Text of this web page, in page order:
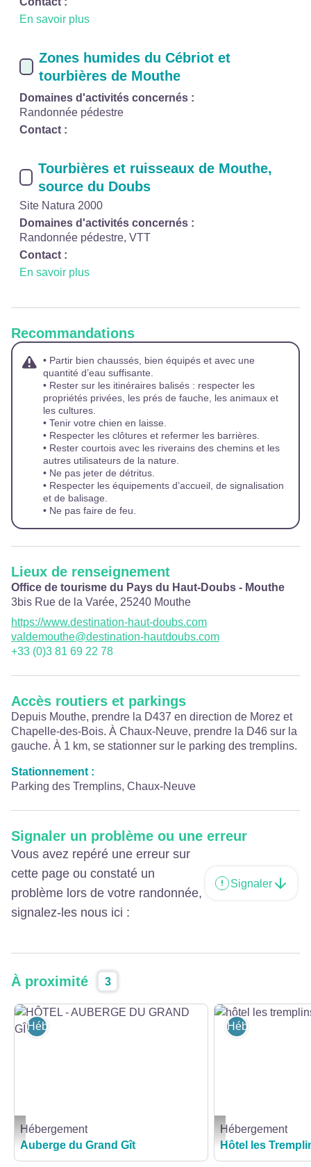
En savoir plus
Zones humides du Cébriot et
tourbières de Mouthe
Domaines d'activités concernés :
Randonnée pédestre
Contact :
Tourbières et ruisseaux de Mouthe,
source du Doubs
Site Natura 2000
Domaines d'activités concernés :
Randonnée pédestre, VTT
Contact :
En savoir plus
Recommandations
• Partir bien chaussés, bien équipés et avec une
quantité d’eau suffisante.
• Rester sur les itinéraires balisés : respecter les
propriétés privées, les prés de fauche, les animaux et
les cultures.
• Tenir votre chien en laisse.
• Respecter les clôtures et refermer les barrières.
• Rester courtois avec les riverains des chemins et les
autres utilisateurs de la nature.
• Ne pas jeter de détritus.
• Respecter les équipements d’accueil, de signalisation
et de balisage.
• Ne pas faire de feu.
Lieux de renseignement
Office de tourisme du Pays du Haut-Doubs - Mouthe
3bis Rue de la Varée, 25240 Mouthe
https://www.destination-haut-doubs.com
valdemouthe@destination-hautdoubs.com
+33 (0)3 81 69 22 78
Accès routiers et parkings
Depuis Mouthe, prendre la D437 en direction de Morez et
Chapelle-des-Bois. À Chaux-Neuve, prendre la D46 sur la
gauche. À 1 km, se stationner sur le parking des tremplins.
Stationnement :
Parking des Tremplins, Chaux-Neuve
Signaler un problème ou une erreur
Vous avez repéré une erreur sur
cette page ou constaté un
problème lors de votre randonnée,
signalez-les nous ici :
Signaler
À proximité 3
HÔTEL - AUBERGE DU GRAND GÎT_1 - © Auberge du Grand Gît
Hébergement
Hébergement
Auberge du Grand Gît
hôtel les tremplins -
Hébergement
Hébergement
Hôtel les